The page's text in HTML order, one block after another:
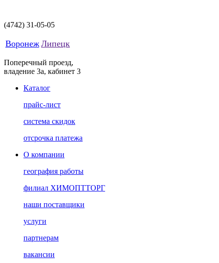
(4742) 31-05-05
Воронеж Липецк
Поперечный проезд,
владение 3а, кабинет 3
Каталог
прайс-лист
система скидок
отсрочка платежа
О компании
география работы
филиал ХИМОПТТОРГ
наши поставщики
услуги
партнерам
вакансии